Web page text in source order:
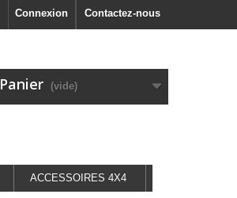
Contactez-nous
Connexion
Panier (vide)
ACCESSOIRES 4X4